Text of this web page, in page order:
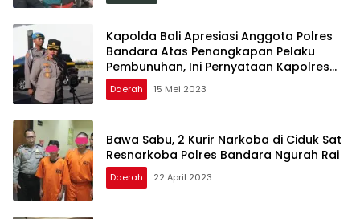
Kapolda Bali Apresiasi Anggota Polres
Bandara Atas Penangkapan Pelaku
Pembunuhan, Ini Pernyataan Kapolres
Bandara
Daerah 15 Mei 2023
Bawa Sabu, 2 Kurir Narkoba di Ciduk Sat
Resnarkoba Polres Bandara Ngurah Rai
Daerah 22 April 2023